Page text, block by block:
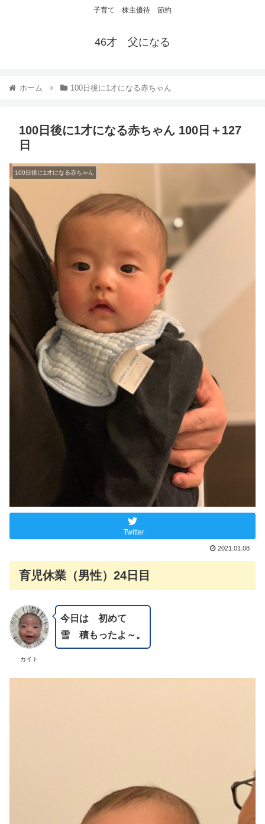
子育て 株主優待 節約
46才 父になる
ホーム 100日後に1才になる赤ちゃん
100日後に1才になる赤ちゃん 100日＋127
日
100日後に1才になる赤ちゃん
Twitter
2021.01.08
育児休業（男性）24日目
カイト
今日は 初めて
雪 積もったよ～。